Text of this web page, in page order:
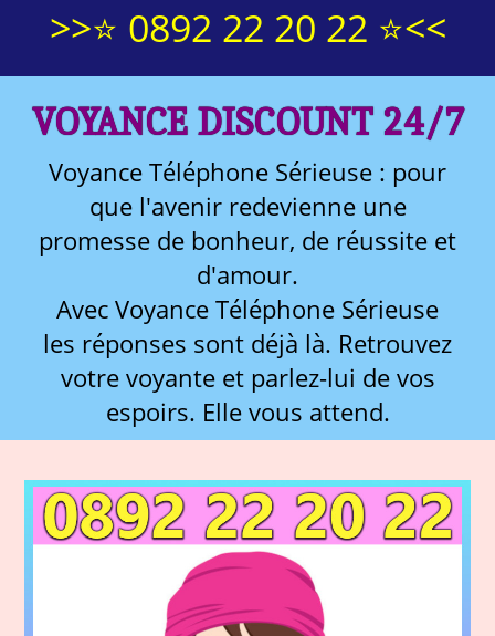
>>⭐ 0892 22 20 22 ⭐<<
VOYANCE DISCOUNT 24/7
Voyance Téléphone Sérieuse : pour
que l'avenir redevienne une
promesse de bonheur, de réussite et
d'amour.
Avec Voyance Téléphone Sérieuse
les réponses sont déjà là. Retrouvez
votre voyante et parlez-lui de vos
espoirs. Elle vous attend.